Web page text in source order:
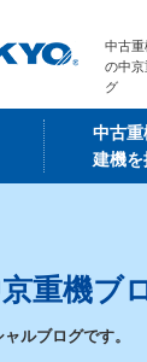
中古重
の中京
グ
中古重
建機を
重機ブ
ルブログです。